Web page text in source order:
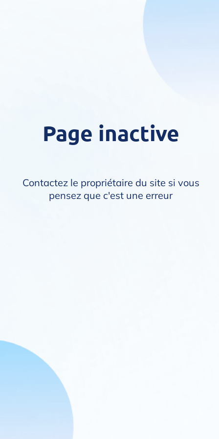
Page inactive
Contactez le propriétaire du site si vous
pensez que c'est une erreur